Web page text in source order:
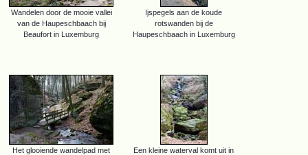
Wandelen door de mooie vallei
van de Haupeschbaach bij
Beaufort in Luxemburg
Ijspegels aan de koude
rotswanden bij de
Haupeschbaach in Luxemburg
Het glooiende wandelpad met
Een kleine waterval komt uit in